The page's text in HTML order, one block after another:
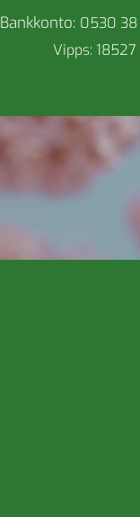
Bankkonto: 0530 38
Vipps: 18527